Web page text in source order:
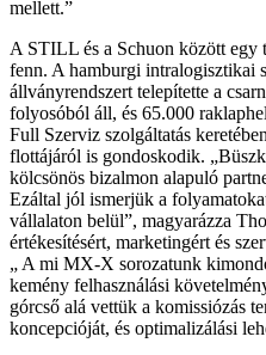
mellett.”
A STILL és a Schuon között egy
fenn. A hamburgi intralogisztikai
állványrendszert telepítette a
folyosóból áll, és 65.000
Full Szerviz szolgáltatás
flottájáról is gondoskodik.
kölcsönös bizalmon alapuló
Ezáltal jól ismerjük a
vállalaton belül”, magyarázza
értékesítésért, marketingért és
„ A mi MX-X sorozatunk
kemény felhasználási
górcső alá vettük a komissiózás
koncepcióját, és optimalizálási